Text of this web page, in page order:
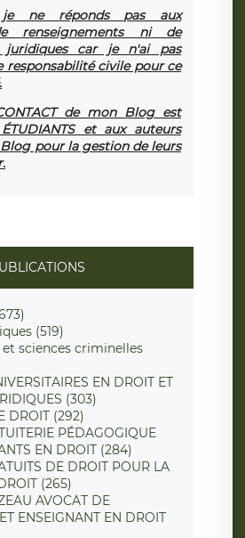
ne réponds pas aux
renseignements ni de
juridiques car je n'ai pas
responsabilité civile pour ce
de mon Blog est
et aux auteurs
pour la gestion de leurs
(519)
sciences criminelles
EN DROIT ET
(303)
DROIT (292)
PÉDAGOGIQUE
EN DROIT (284)
DE DROIT POUR LA
(265)
AVOCAT DE
ENSEIGNANT EN DROIT